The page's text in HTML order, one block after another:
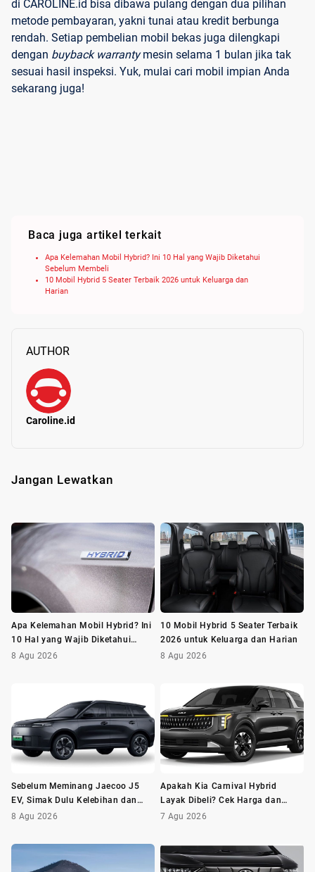
di CAROLINE.id bisa dibawa pulang dengan dua pilihan
metode pembayaran, yakni tunai atau kredit berbunga
rendah. Setiap pembelian mobil bekas juga dilengkapi
dengan buyback warrantymesin selama 1 bulan jika tak
sesuai hasil inspeksi. Yuk, mulai cari mobil impian Anda
sekarang juga!
Baca juga artikel terkait
Apa Kelemahan Mobil Hybrid? Ini 10 Hal yang Wajib Diketahui
Sebelum Membeli
10 Mobil Hybrid 5 Seater Terbaik 2026 untuk Keluarga dan
Harian
AUTHOR
Caroline.id
Jangan Lewatkan
Apa Kelemahan Mobil Hybrid? Ini
10 Hal yang Wajib Diketahui
Sebelum Membeli
8 Agu 2026
10 Mobil Hybrid 5 Seater Terbaik
2026 untuk Keluarga dan Harian
8 Agu 2026
Sebelum Meminang Jaecoo J5
EV, Simak Dulu Kelebihan dan
Kekurangannya
8 Agu 2026
Apakah Kia Carnival Hybrid
Layak Dibeli? Cek Harga dan
Minusnya Dulu
7 Agu 2026